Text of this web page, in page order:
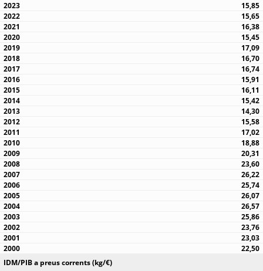
15,85
15,65
16,38
15,45
17,09
16,70
16,74
15,91
16,11
15,42
14,30
15,58
17,02
18,88
20,31
23,60
26,22
25,74
26,07
26,57
25,86
23,76
23,03
22,50
IDM/PIB a preus corrents (kg/€)